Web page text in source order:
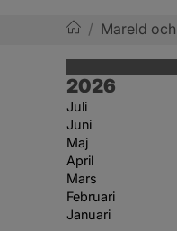
/ Mareld
År:
2026
Juli
Juni
Maj
April
Mars
Februari
Januari